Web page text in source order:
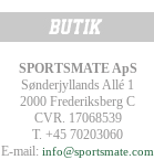
SPORTSMATE ApS
Sønderjyllands Allé 1
2000 Frederiksberg C
CVR. 17068539
T. +45 70203060
E-mail: info@sportsmate.com